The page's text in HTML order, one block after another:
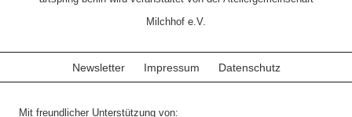
Milchhof e.V.
Newsletter Impressum Datenschutz
Mit freundlicher Unterstützung von: